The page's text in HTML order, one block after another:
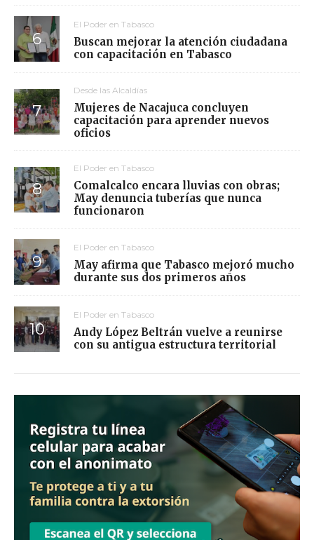
El Poder en Tabasco
Buscan mejorar la atención ciudadana
con capacitación en Tabasco
Desde las Alcaldías
Mujeres de Nacajuca concluyen
capacitación para aprender nuevos
oficios
El Poder en Tabasco
Comalcalco encara lluvias con obras;
May denuncia tuberías que nunca
funcionaron
El Poder en Tabasco
May afirma que Tabasco mejoró mucho
durante sus dos primeros años
El Poder en Tabasco
Andy López Beltrán vuelve a reunirse
con su antigua estructura territorial